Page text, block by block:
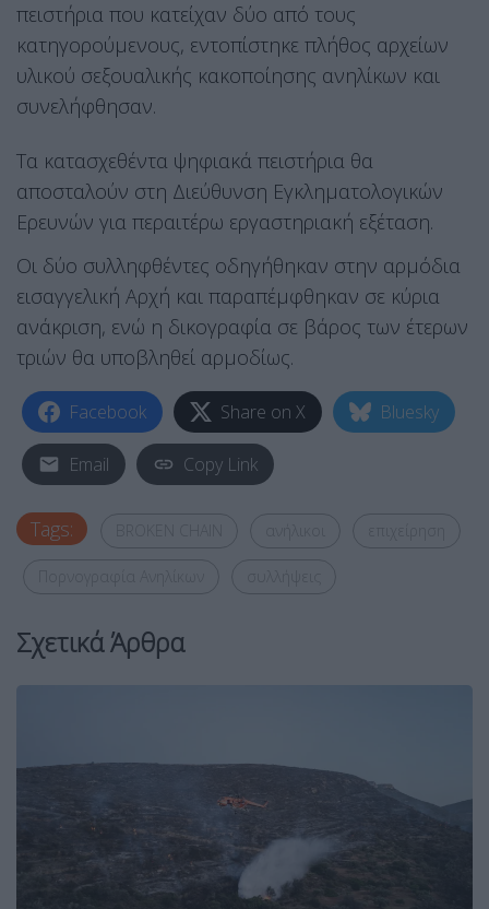
πειστήρια που κατείχαν δύο από τους
κατηγορούμενους, εντοπίστηκε πλήθος αρχείων
υλικού σεξουαλικής κακοποίησης ανηλίκων και
συνελήφθησαν.
Τα κατασχεθέντα ψηφιακά πειστήρια θα
αποσταλούν στη Διεύθυνση Εγκληματολογικών
Ερευνών για περαιτέρω εργαστηριακή εξέταση.
Οι δύο συλληφθέντες οδηγήθηκαν στην αρμόδια
εισαγγελική Αρχή και παραπέμφθηκαν σε κύρια
ανάκριση, ενώ η δικογραφία σε βάρος των έτερων
τριών θα υποβληθεί αρμοδίως.
Facebook Share on X Bluesky
Email Copy Link
Tags:
Σχετικά Άρθρα